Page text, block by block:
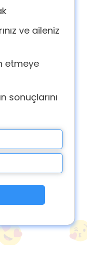
ve aileniz
etmeye
sonuçlarını